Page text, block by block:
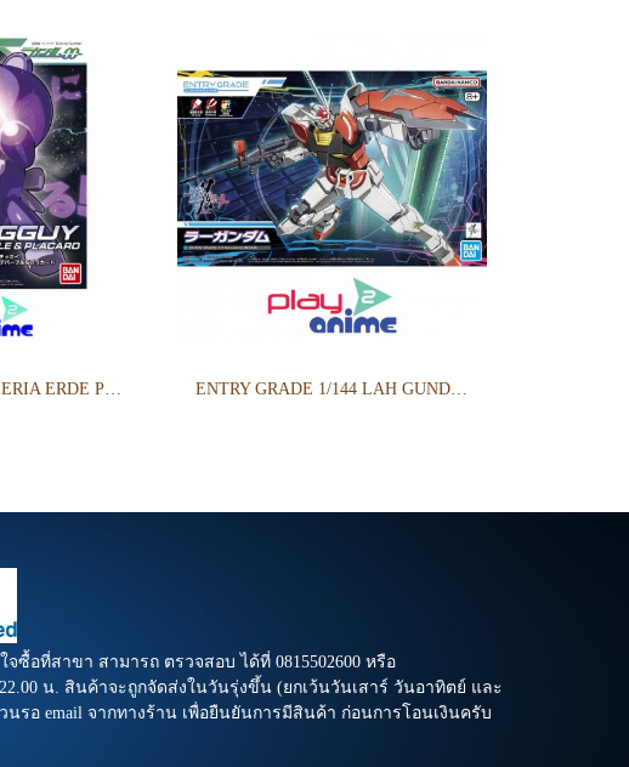
HG PETIT GGUY TIERIA ERDE PURPLE & PLACARD ENTRY GRADE 1/144 LAH GUNDAM
ซื้อที่สาขา สามารถ ตรวจสอบ ได้ที่ 0815502600 หรือ
22.00 น. สินค้าจะถูกจัดส่งในวันรุ่งขึ้น (ยกเว้นวันเสาร์ วันอาทิตย์ และ
อ email จากทางร้าน เพื่อยืนยันการมีสินค้า ก่อนการโอนเงินครับ